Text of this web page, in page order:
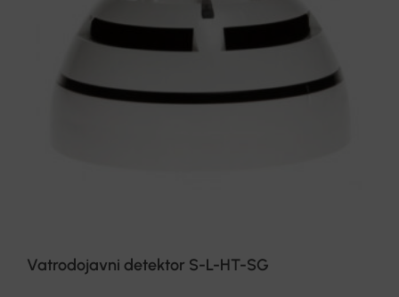
Vatrodojavni detektor S-L-HT-SG